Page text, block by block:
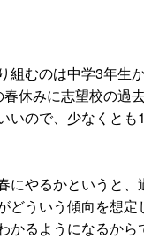
むのは中学3年生か
休みに志望校の過
いので、少なくとも
にやるかというと、
どういう傾向を想定
かるようになるから